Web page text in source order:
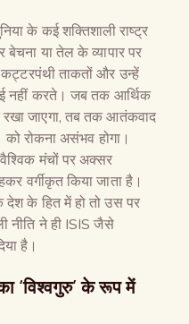
के कई शक्तिशाली राष्ट्र
बेचना या तेल के व्यापार पर
ताकतों और उन्हें
नहीं करते। जब तक आर्थिक
जाएगा, तब तक आतंकवाद
रोकना असंभव होगा।
वैश्विक मंचों पर अक्सर
वर्गीकृत किया जाता है।
के हित में हो तो उस पर
नीति ने ही ISIS जैसे
है।
‘विश्वगुरु’ के रूप में